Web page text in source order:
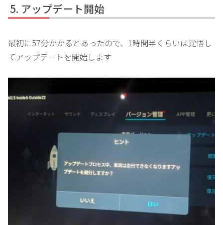
アップデート開始
最初に57分かかるとあったので、1時間半くらいは覚悟し
てアップデートを開始します